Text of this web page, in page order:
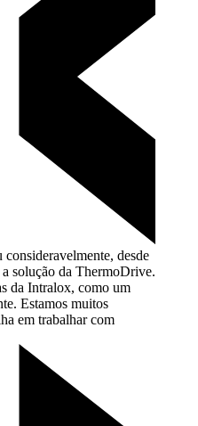
desde
solução da ThermoDrive.
da Intralox, como um
Estamos muitos
em trabalhar com